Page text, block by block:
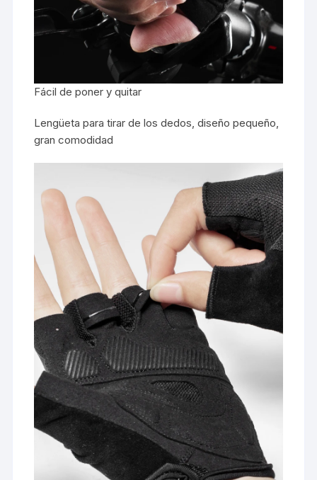
Fácil de poner y quitar
Lengüeta para tirar de los dedos, diseño pequeño,
gran comodidad